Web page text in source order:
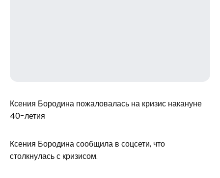
Ксения Бородина пожаловалась на кризис накануне
40-летия
Ксения Бородина сообщила в соцсети, что
столкнулась с кризисом.